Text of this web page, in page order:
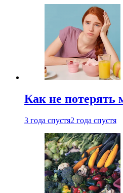
Как не потерять
3 года спустя2 года спустя